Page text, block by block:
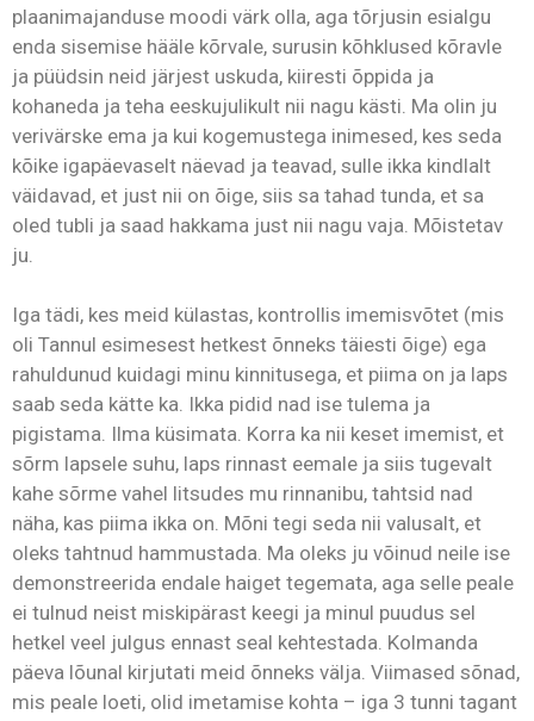
plaanimajanduse moodi värk olla, aga tõrjusin esialgu
enda sisemise hääle kõrvale, surusin kõhklused kõravle
ja püüdsin neid järjest uskuda, kiiresti õppida ja
kohaneda ja teha eeskujulikult nii nagu kästi. Ma olin ju
verivärske ema ja kui kogemustega inimesed, kes seda
kõike igapäevaselt näevad ja teavad, sulle ikka kindlalt
väidavad, et just nii on õige, siis sa tahad tunda, et sa
oled tubli ja saad hakkama just nii nagu vaja. Mõistetav
ju.
Iga tädi, kes meid külastas, kontrollis imemisvõtet (mis
oli Tannul esimesest hetkest õnneks täiesti õige) ega
rahuldunud kuidagi minu kinnitusega, et piima on ja laps
saab seda kätte ka. Ikka pidid nad ise tulema ja
pigistama. Ilma küsimata. Korra ka nii keset imemist, et
sõrm lapsele suhu, laps rinnast eemale ja siis tugevalt
kahe sõrme vahel litsudes mu rinnanibu, tahtsid nad
näha, kas piima ikka on. Mõni tegi seda nii valusalt, et
oleks tahtnud hammustada. Ma oleks ju võinud neile ise
demonstreerida endale haiget tegemata, aga selle peale
ei tulnud neist miskipärast keegi ja minul puudus sel
hetkel veel julgus ennast seal kehtestada. Kolmanda
päeva lõunal kirjutati meid õnneks välja. Viimased sõnad,
mis peale loeti, olid imetamise kohta – iga 3 tunni tagant